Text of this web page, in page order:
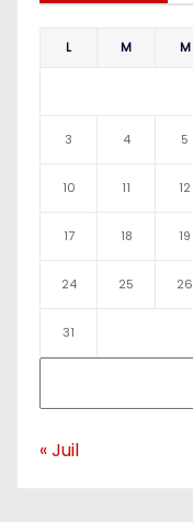
L M M
3 4 5
10 11 12
17 18 19
24 25 26
31
« Juil